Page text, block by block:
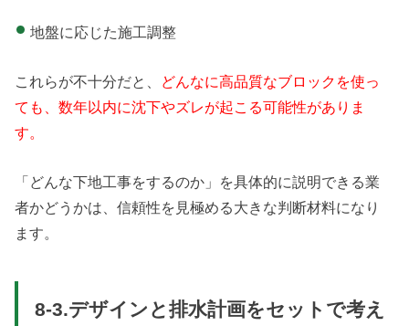
地盤に応じた施工調整
これらが不十分だと、 どんなに高品質なブロックを使っ
ても、数年以内に沈下やズレが起こる可能性がありま
す。
「どんな下地工事をするのか」を具体的に説明できる業
者かどうかは、信頼性を見極める大きな判断材料になり
ます。
8-3.デザインと排水計画をセットで考え